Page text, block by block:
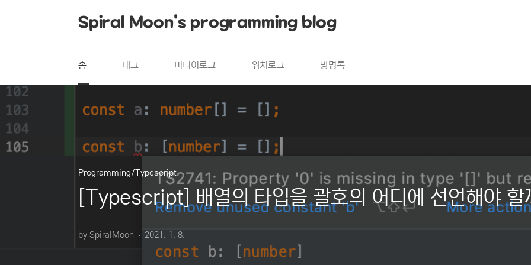
Spiral Moon's programming blog
홈 태그 미디어로그 위치로그 방명록
Programming/Typescript
[Typescript] 배열의 타입을 괄호의 어디에 선언해야 할
by SpiralMoon 2021. 1. 8.